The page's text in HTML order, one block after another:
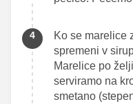
Ko se marelice
spremeni v
Marelice po
serviramo na
smetano